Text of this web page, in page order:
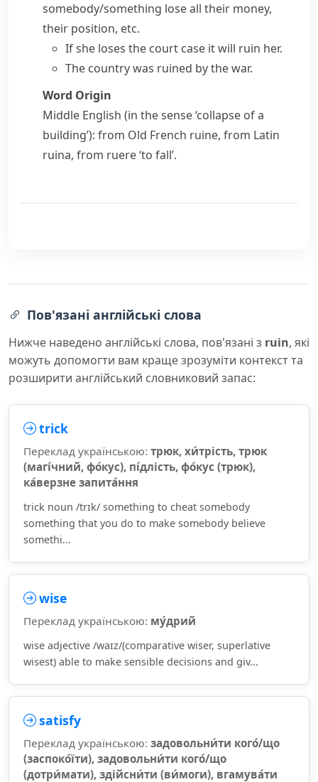
somebody/something lose all their money,
their position, etc.
If she loses the court case it will ruin her.
The country was ruined by the war.
Word Origin
Middle English (in the sense ‘collapse of a
building’): from Old French ruine, from Latin
ruina, from ruere‘to fall’.
Пов'язані англійські слова
Нижче наведено англійські слова, пов'язані з ruin, які
можуть допомогти вам краще зрозуміти контекст та
розширити англійський словниковий запас:
trick
Переклад українською: трюк, хи́трість, трюк
(магі́чний, фо́кус), пі́длість, фо́кус (трюк),
ка́верзне запита́ння
trick noun /trɪk/ something to cheat somebody
something that you do to make somebody believe
somethi...
wise
Переклад українською: му́дрий
wise adjective /waɪz/(comparative wiser, superlative
wisest) able to make sensible decisions and giv...
satisfy
Переклад українською: задовольни́ти кого́/що
(заспоко́їти), задовольни́ти кого́/що
(дотри́мати), здійсни́ти (ви́моги), вгамува́ти